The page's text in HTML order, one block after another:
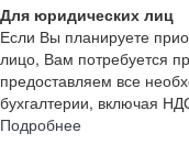
Для юридических лиц
Если Вы планируете
лицо, Вам потребуется
предоставляем все
бухгалтерии, включая
Подробнее